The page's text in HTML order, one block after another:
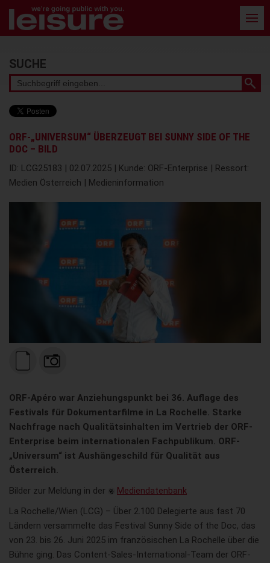
Barrierefreie
Bedienung
der
Stichwortsuche
SUCHE
ORF-„UNIVERSUM“ ÜBERZEUGT BEI SUNNY SIDE OF THE
DOC – BILD
ID: LCG25183 | 02.07.2025 | Kunde: ORF-Enterprise | Ressort:
Medien Österreich | Medieninformation
ORF-Apéro war Anziehungspunkt bei 36. Auflage des
Festivals für Dokumentarfilme in La Rochelle. Starke
Nachfrage nach Qualitätsinhalten im Vertrieb der ORF-
Enterprise beim internationalen Fachpublikum. ORF-
„Universum“ ist Aushängeschild für Qualität aus
Österreich.
Bilder zur Meldung in der
Mediendatenbank
La Rochelle/Wien (LCG) – Über 2.100 Delegierte aus fast 70
Ländern versammelte das Festival Sunny Side of the Doc, das
von 23. bis 26. Juni 2025 im französischen La Rochelle über die
Bühne ging. Das Content-Sales-International-Team der ORF-